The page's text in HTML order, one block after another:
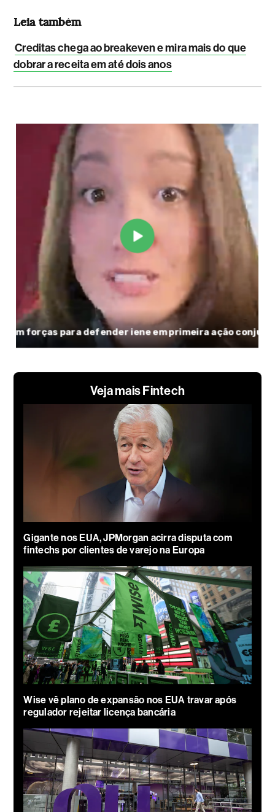
Leia também
Creditas chega ao breakeven e mira mais do que
dobrar a receita em até dois anos
Veja mais Fintech
Gigante nos EUA, JPMorgan acirra disputa com
fintechs por clientes de varejo na Europa
Wise vê plano de expansão nos EUA travar após
regulador rejeitar licença bancária